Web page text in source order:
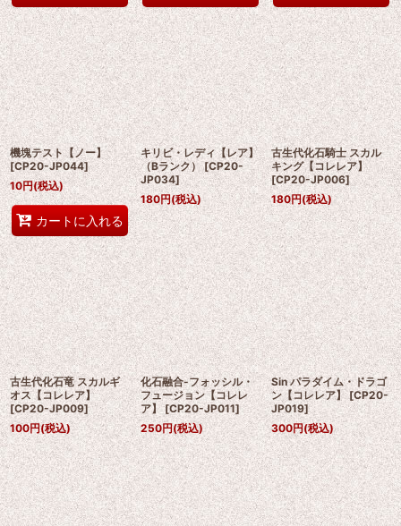
機塊テスト【ノー】
[CP20-JP044]
10円(税込)
カートに入れる
キリビ・レディ【レア】
（Bランク） [CP20-
JP034]
180円(税込)
古生代化石騎士 スカル
キング【コレレア】
[CP20-JP006]
180円(税込)
古生代化石竜 スカルギ
オス【コレレア】
[CP20-JP009]
100円(税込)
化石融合-フォッシル・
フュージョン【コレレ
ア】 [CP20-JP011]
250円(税込)
Sin パラダイム・ドラゴ
ン【コレレア】 [CP20-
JP019]
300円(税込)